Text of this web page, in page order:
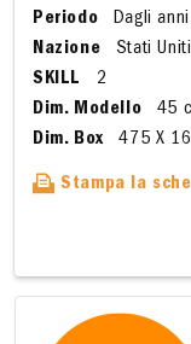
Periodo
Dagli
Nazione
Stati Uniti
SKILL
2
Dim. Modello
45
Dim. Box
475 X
Stampa la